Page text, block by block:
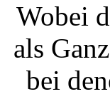
Wobei
als
bei